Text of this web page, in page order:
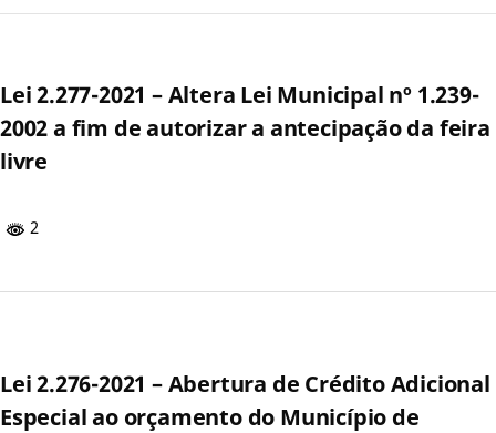
Lei 2.277-2021 – Altera Lei Municipal nº 1.239-
2002 a fim de autorizar a antecipação da feira
livre
2
Lei 2.276-2021 – Abertura de Crédito Adicional
Especial ao orçamento do Município de